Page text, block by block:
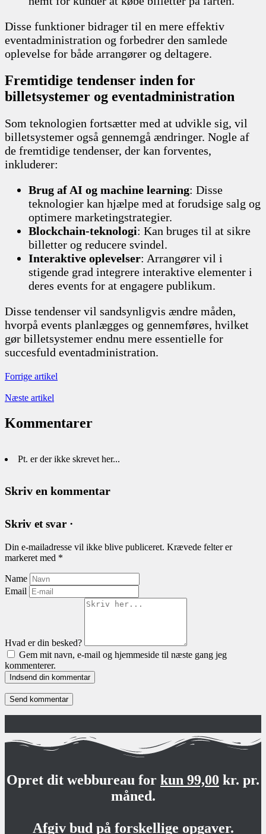
Disse funktioner bidrager til en mere effektiv
eventadministration og forbedrer den samlede
oplevelse for både arrangører og deltagere.
Fremtidige tendenser inden for
billetsystemer og eventadministration
Som teknologien fortsætter med at udvikle sig, vil
billetsystemer også gennemgå ændringer. Nogle af
de fremtidige tendenser, der kan forventes,
inkluderer:
Brug af AI og machine learning: Disse
teknologier kan hjælpe med at forudsige salg og
optimere marketingstrategier.
Blockchain-teknologi: Kan bruges til at sikre
billetter og reducere svindel.
Interaktive oplevelser: Arrangører vil i
stigende grad integrere interaktive elementer i
deres events for at engagere publikum.
Disse tendenser vil sandsynligvis ændre måden,
hvorpå events planlægges og gennemføres, hvilket
gør billetsystemer endnu mere essentielle for
succesfuld eventadministration.
Forrige artikel
Næste artikel
Kommentarer
Pt. er der ikke skrevet her...
Skriv en kommentar
Skriv et svar ·
Din e-mailadresse vil ikke blive publiceret. Krævede felter er
markeret med *
Name
Email
Hvad er din besked?
Gem mit navn, e-mail og hjemmeside til næste gang jeg
kommenterer.
Indsend din kommentar
Opret dit webbureau for kun 99,00 kr. pr.
måned.
Afgiv bud på forskellige opgaver.